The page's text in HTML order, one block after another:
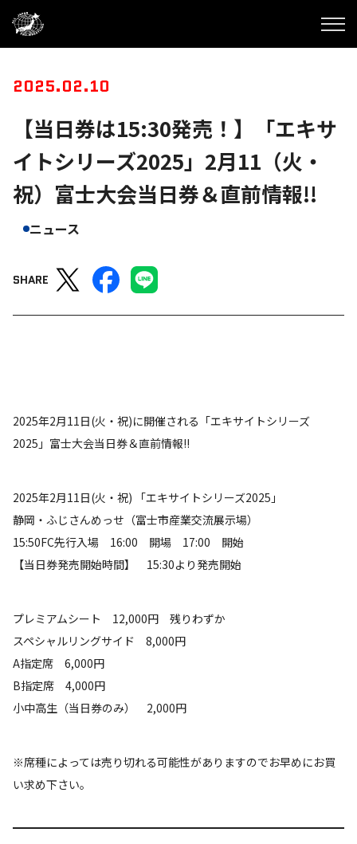
2025.02.10
【当日券は15:30発売！】「エキサ
イトシリーズ2025」2月11（火・
祝）富士大会当日券＆直前情報!!
ニュース
SHARE
2025年2月11日(火・祝)に開催される「エキサイトシリーズ
2025」富士大会当日券＆直前情報!!
2025年2月11日(火・祝) 「エキサイトシリーズ2025」
静岡・ふじさんめっせ（富士市産業交流展示場）
15:50FC先行入場 16:00 開場 17:00 開始
【当日券発売開始時間】 15:30より発売開始
プレミアムシート 12,000円 残りわずか
スペシャルリングサイド 8,000円
A指定席 6,000円
B指定席 4,000円
小中高生（当日券のみ） 2,000円
※席種によっては売り切れる可能性がありますのでお早めにお買
い求め下さい。